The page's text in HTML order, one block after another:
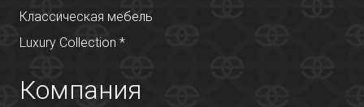
Классическая мебель
Luxury Collection *
Компания